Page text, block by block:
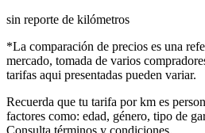
sin reporte de kilómetros
*La comparación de precios es una
mercado, tomada de varios
tarifas aqui presentadas pueden variar.
Recuerda que tu tarifa por km es
factores como: edad, género, tipo de
Consulta términos y condiciones.